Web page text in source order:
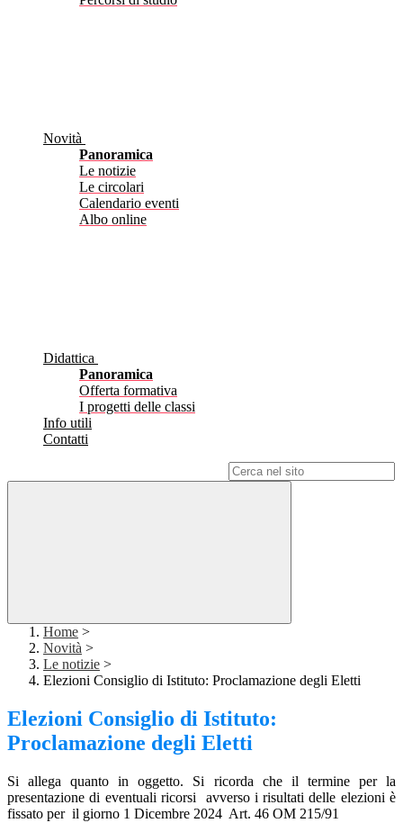
Novità
Panoramica
Le notizie
Le circolari
Calendario eventi
Albo online
Didattica
Panoramica
Offerta formativa
I progetti delle classi
Info utili
Contatti
Home >
Novità >
Le notizie >
Elezioni Consiglio di Istituto: Proclamazione degli Eletti
Elezioni Consiglio di Istituto:
Proclamazione degli Eletti
Si allega quanto in oggetto. Si ricorda che il termine per la
presentazione di eventuali ricorsi avverso i risultati delle elezioni è
fissato per il giorno 1 Dicembre 2024 Art. 46 OM 215/91